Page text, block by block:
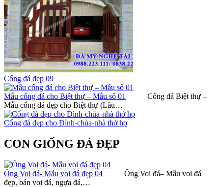
Cổng đá đẹp 09
Mẫu cổng đá cho Biệt thự – Mẫu số 01
Cổng đá Biệt thự –
Mẫu cổng đá đẹp cho Biệt thự (Lâu…
Cổng đá đẹp cho Đình-chùa-nhà thờ họ
CON GIỐNG ĐÁ ĐẸP
Ông Voi đá- Mẫu voi đá đẹp 04 Ông Voi đá– Mẫu voi đá
đẹp, bán voi đá, ngựa đá,…